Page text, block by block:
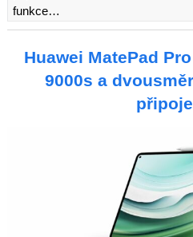
funkce…
Huawei MatePad
9000s a